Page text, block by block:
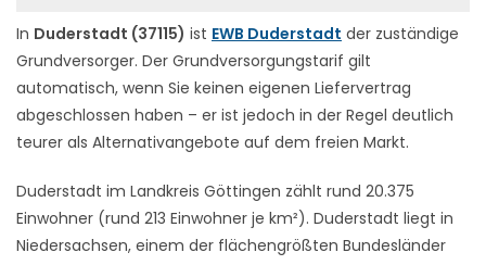
In Duderstadt (37115) ist EWB Duderstadt der zuständige
Grundversorger. Der Grundversorgungstarif gilt
automatisch, wenn Sie keinen eigenen Liefervertrag
abgeschlossen haben – er ist jedoch in der Regel deutlich
teurer als Alternativangebote auf dem freien Markt.
Duderstadt im Landkreis Göttingen zählt rund 20.375
Einwohner (rund 213 Einwohner je km²). Duderstadt liegt in
Niedersachsen, einem der flächengrößten Bundesländer